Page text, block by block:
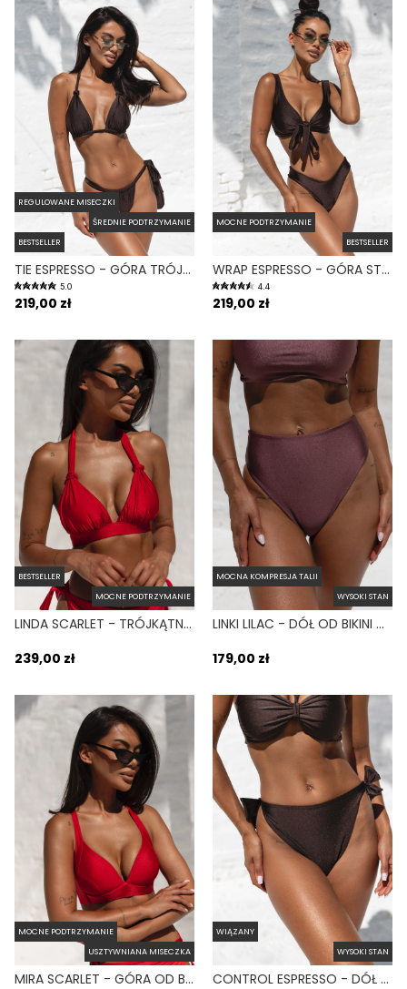
REGULOWANE MISECZKI
ŚREDNIE PODTRZYMANIE
BESTSELLER
TIE ESPRESSO - GÓRA TRÓJKĄTNA OD BIKINI WIĄZANA NA SZYI BRĄZOWY
5.0
219,00 zł
MOCNE PODTRZYMANIE
BESTSELLER
WRAP ESPRESSO - GÓRA STROJU KĄPIELOWEGO NA DUŻY BIUST REGULOWANY OBWÓD BRĄZ
4.4
219,00 zł
BESTSELLER
MOCNE PODTRZYMANIE
LINDA SCARLET - TRÓJKĄTNA GÓRA OD BIKINI NA DUŻY BIUST CZERWONY
239,00 zł
MOCNA KOMPRESJA TALII
WYSOKI STAN
LINKI LILAC - DÓŁ OD BIKINI WYSOKI STAN BRAZYLIANY FIOLETOWY
179,00 zł
MOCNE PODTRZYMANIE
USZTYWNIANA MISECZKA
MIRA SCARLET - GÓRA OD BIKINI PUSH-UP USZTYWNIANA CZERWONY
WIĄZANY
WYSOKI STAN
CONTROL ESPRESSO - DÓŁ OD BIKINI WYSOKI STAN WIĄZANY WYCIĘTY BRĄZOWY